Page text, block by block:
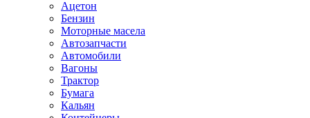
Ацетон
Бензин
Моторные масела
Автозапчасти
Автомобили
Вагоны
Трактор
Бумага
Кальян